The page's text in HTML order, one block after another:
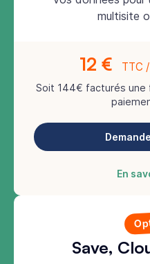
multisite
12 € TTC
Soit 144€ facturés une
En
Save,